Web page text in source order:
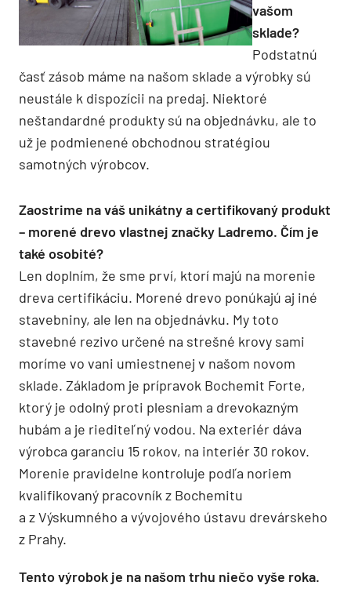
vašom
sklade?
Podstatnú
časť zásob máme na našom sklade a výrobky sú
neustále k dispozícii na predaj. Niektoré
neštandardné produkty sú na objednávku, ale to
už je podmienené obchodnou stratégiou
samotných výrobcov.
Zaostrime na váš unikátny a certifikovaný produkt
– morené drevo vlastnej značky Ladremo. Čím je
také osobité?
Len doplním, že sme prví, ktorí majú na morenie
dreva certifikáciu. Morené drevo ponúkajú aj iné
stavebniny, ale len na objednávku. My toto
stavebné rezivo určené na strešné krovy sami
moríme vo vani umiestnenej v našom novom
sklade. Základom je prípravok Bochemit Forte,
ktorý je odolný proti plesniam a drevokazným
hubám a je riediteľný vodou. Na exteriér dáva
výrobca garanciu 15 rokov, na interiér 30 rokov.
Morenie pravidelne kontroluje podľa noriem
kvalifikovaný pracovník z Bochemitu
a z Výskumného a vývojového ústavu drevárskeho
z Prahy.
Tento výrobok je na našom trhu niečo vyše roka.